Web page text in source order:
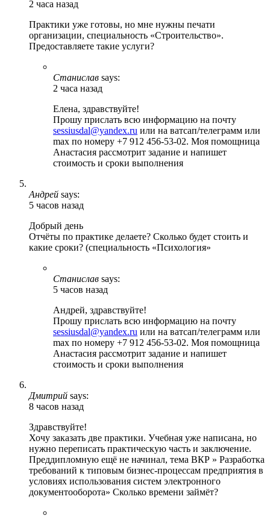
2 часа назад
Практики уже готовы, но мне нужны печати
организации, специальность «Строительство».
Предоставляете такие услуги?
Станислав says:
2 часа назад
Елена, здравствуйте!
Прошу прислать всю информацию на почту
sessiusdal@yandex.ru или на ватсап/телеграмм или
max по номеру +7 912 456-53-02. Моя помощница
Анастасия рассмотрит задание и напишет
стоимость и сроки выполнения
Андрей says:
5 часов назад
Добрый день
Отчёты по практике делаете? Сколько будет стоить и
какие сроки? (специальность «Психология»
Станислав says:
5 часов назад
Андрей, здравствуйте!
Прошу прислать всю информацию на почту
sessiusdal@yandex.ru или на ватсап/телеграмм или
max по номеру +7 912 456-53-02. Моя помощница
Анастасия рассмотрит задание и напишет
стоимость и сроки выполнения
Дмитрий says:
8 часов назад
Здравствуйте!
Хочу заказать две практики. Учебная уже написана, но
нужно переписать практическую часть и заключение.
Преддипломную ещё не начинал, тема ВКР » Разработка
требований к типовым бизнес-процессам предприятия в
условиях использования систем электронного
документооборота» Сколько времени займёт?